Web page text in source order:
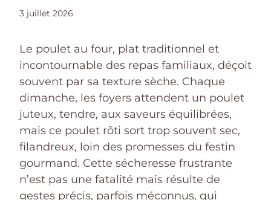
3 juillet 2026
Le poulet au four, plat traditionnel et
incontournable des repas familiaux, déçoit
souvent par sa texture sèche. Chaque
dimanche, les foyers attendent un poulet
juteux, tendre, aux saveurs équilibrées,
mais ce poulet rôti sort trop souvent sec,
filandreux, loin des promesses du festin
gourmand. Cette sécheresse frustrante
n’est pas une fatalité mais résulte de
gestes précis, parfois méconnus, qui